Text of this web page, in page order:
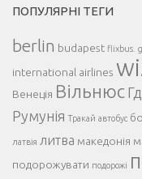
ПОПУЛЯРНІ ТЕГИ
berlin budapest flixbus.
international airlines
Венеція Вільнюс
Румунія Тракай автобус
латвія литва македонія
подорожувати подорожі